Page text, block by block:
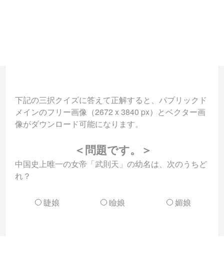
下記の三択クイズに答えて正解すると、パブリックド
メインのフリー画像（2672 x 3840 px）とベクター画
像がダウンロード可能になります。
＜問題です。＞
中国史上唯一の女帝「武則天」の幼名は、次のうちど
れ？
睫娘 瞼娘 媚娘